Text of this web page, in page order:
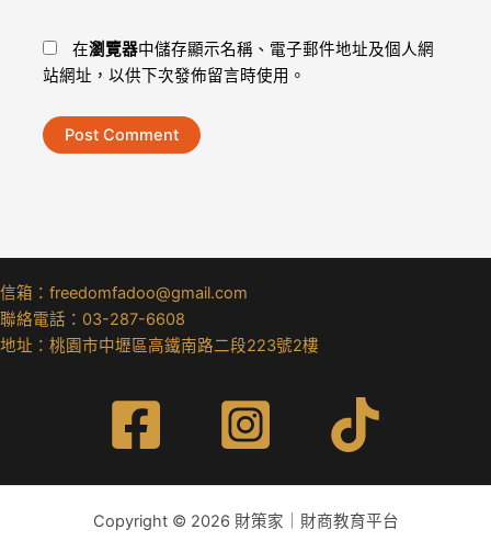
在瀏覽器中儲存顯示名稱、電子郵件地址及個人網
站網址，以供下次發佈留言時使用。
信箱：freedomfadoo@gmail.com
聯絡電話：03-287-6608
地址：桃園市中壢區高鐵南路二段223號2樓
Copyright © 2026 財策家｜財商教育平台